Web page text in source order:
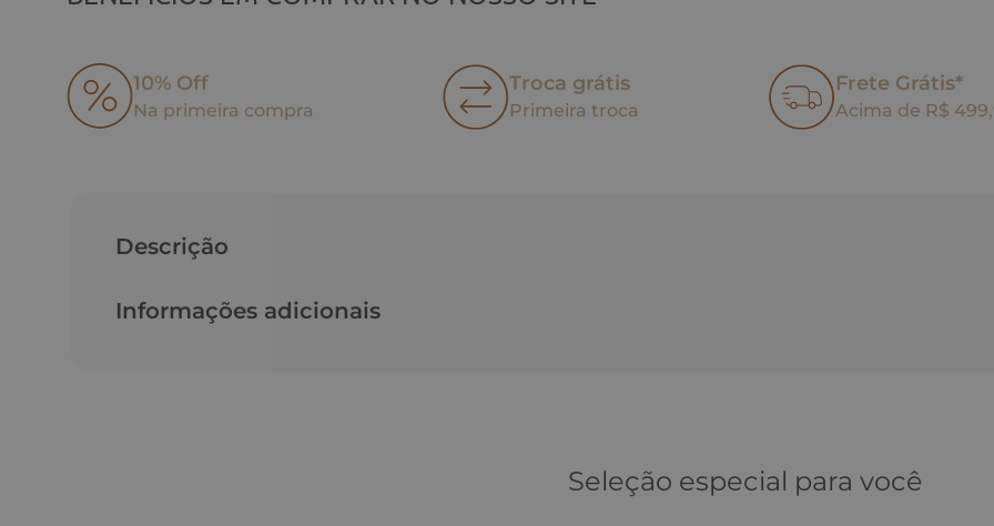
10% Off
Na primeira compra
Troca grátis
Primeira troca
Frete Grátis*
Acima de R$
Descrição
Informações adicionais
Seleção especial para você